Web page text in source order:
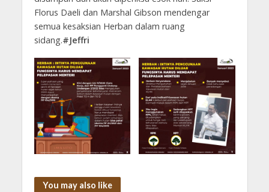
Florus Daeli dan Marshal Gibson mendengar
semua kesaksian Herban dalam ruang
sidang.#Jeffri
You may also like